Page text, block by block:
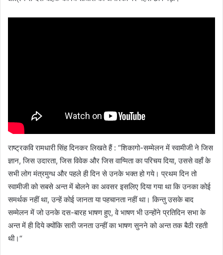
राष्ट्रकवि रामधारी सिंह दिनकर लिखते हैं : “शिकागो-सम्मेलन में स्वामीजी ने जिस
ज्ञान, जिस उदारता, जिस विवेक और जिस वाग्मिता का परिचय दिया, उससे वहाँ के
सभी लोग मंत्रमुग्ध और पहले ही दिन से उनके भक्त हो गये। प्रथम दिन तो
स्वामीजी को सबसे अन्त में बोलने का अवसर इसलिए दिया गया था कि उनका कोई
समर्थक नहीं था, उन्हें कोई जानता या पहचानता नहीं था। किन्तु उसके बाद
सम्मेलन में जो उनके दस-बारह भाषण हुए, वे भाषण भी उन्होंने प्रतिदिन सभा के
अन्त में ही दिये क्योंकि सारी जनता उन्हीं का भाषण सुनने को अन्त तक बैठी रहती
थी।“